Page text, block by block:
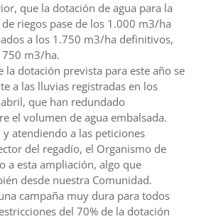
que la dotación de agua para la
riegos pase de los 1.000 m3/ha
a los 1.750 m3/ha definitivos,
m3/ha.
la dotación prevista para este año se
a las lluvias registradas en los
que han redundado
el volumen de agua embalsada.
atendiendo a las peticiones
del regadío, el Organismo de
a esta ampliación, algo que
desde nuestra Comunidad.
campaña muy dura para todos
del 70% de la dotación